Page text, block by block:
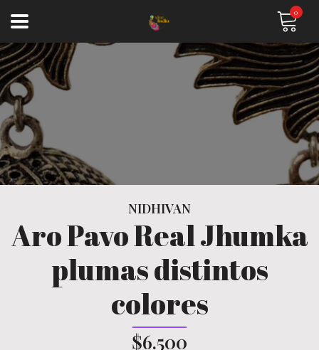
0
NIDHIVAN
Aro Pavo Real Jhumka
plumas distintos
colores
$6.500